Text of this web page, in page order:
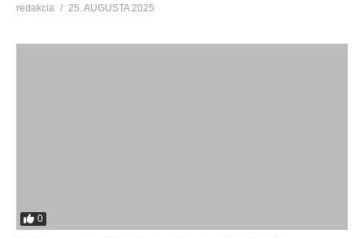
redakcia 25. AUGUSTA 2025
0